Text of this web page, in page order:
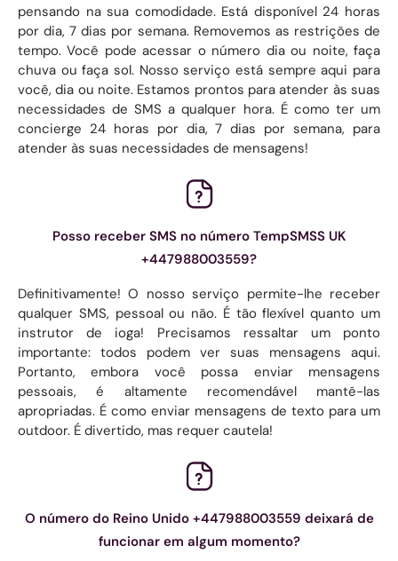
pensando na sua comodidade. Está disponível 24 horas
por dia, 7 dias por semana. Removemos as restrições de
tempo. Você pode acessar o número dia ou noite, faça
chuva ou faça sol. Nosso serviço está sempre aqui para
você, dia ou noite. Estamos prontos para atender às suas
necessidades de SMS a qualquer hora. É como ter um
concierge 24 horas por dia, 7 dias por semana, para
atender às suas necessidades de mensagens!
Posso receber SMS no número TempSMSS UK
+447988003559?
Definitivamente! O nosso serviço permite-lhe receber
qualquer SMS, pessoal ou não. É tão flexível quanto um
instrutor de ioga! Precisamos ressaltar um ponto
importante: todos podem ver suas mensagens aqui.
Portanto, embora você possa enviar mensagens
pessoais, é altamente recomendável mantê-las
apropriadas. É como enviar mensagens de texto para um
outdoor. É divertido, mas requer cautela!
O número do Reino Unido +447988003559 deixará de
funcionar em algum momento?